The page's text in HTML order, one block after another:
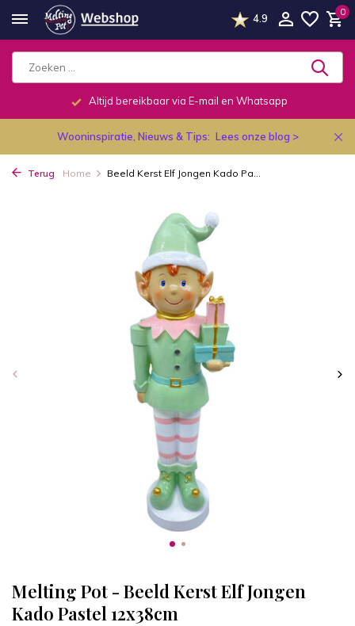
4.9
0
Altijd bereikbaar via E-mail en Whatsapp
Wooninspiratie, Nieuws & Tips: Lees onze blog >
Terug Home Beeld Kerst Elf Jongen Kado Pa...
Melting Pot - Beeld Kerst Elf Jongen
Kado Pastel 12x38cm